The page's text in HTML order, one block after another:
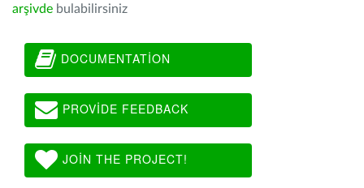
arşivde bulabilirsiniz
DOCUMENTATION
PROVIDE FEEDBACK
JOIN THE PROJECT!